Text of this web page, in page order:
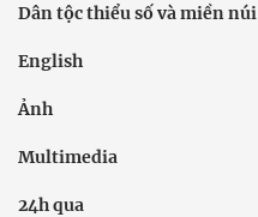
Dân tộc thiểu số và miền núi
English
Ảnh
Multimedia
24h qua